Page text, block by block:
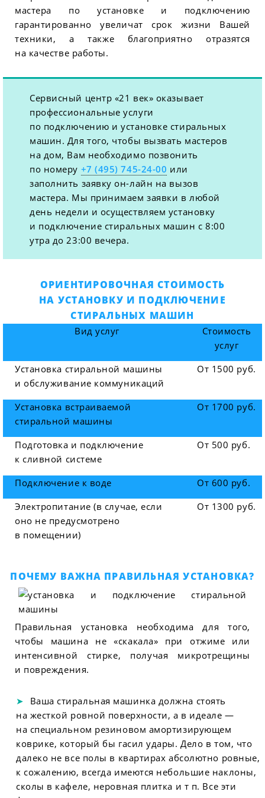
мастера по установке и подключению
гарантированно увеличат срок жизни Вашей
техники, а также благоприятно отразятся
на качестве работы.
Сервисный центр «21 век» оказывает
профессиональные услуги
по подключению и установке стиральных
машин. Для того, чтобы вызвать мастеров
на дом, Вам необходимо позвонить
по номеру +7 (495) 745-24-00 или
заполнить заявку он-лайн на вызов
мастера. Мы принимаем заявки в любой
день недели и осуществляем установку
и подключение стиральных машин с 8:00
утра до 23:00 вечера.
ОРИЕНТИРОВОЧНАЯ СТОИМОСТЬ
НА УСТАНОВКУ И ПОДКЛЮЧЕНИЕ
СТИРАЛЬНЫХ МАШИН
Вид услуг
Стоимость
услуг
Установка стиральной машины
и обслуживание коммуникаций
От 1500 руб.
Установка встраиваемой
стиральной машины
От 1700 руб.
Подготовка и подключение
к сливной системе
От 500 руб.
Подключение к воде
От 600 руб.
Электропитание (в случае, если
оно не предусмотрено
в помещении)
От 1300 руб.
ПОЧЕМУ ВАЖНА ПРАВИЛЬНАЯ УСТАНОВКА?
Правильная установка необходима для того,
чтобы машина не «скакала» при отжиме или
интенсивной стирке, получая микротрещины
и повреждения.
Ваша стиральная машинка должна стоять
на жесткой ровной поверхности, а в идеале —
на специальном резиновом амортизирующем
коврике, который бы гасил удары. Дело в том, что
далеко не все полы в квартирах абсолютно ровные,
к сожалению, всегда имеются небольшие наклоны,
сколы в кафеле, неровная плитка и т п. Все эти